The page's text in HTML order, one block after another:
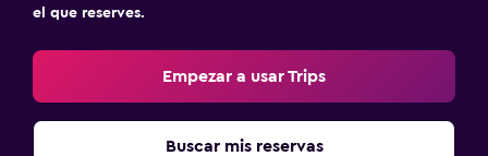
el que reserves.
Empezar a usar Trips
Buscar mis reservas